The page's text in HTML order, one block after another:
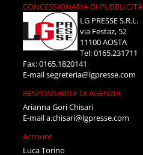
CONCESSIONARIA DI PUBBLICITÀ
LG PRESSE S.R.L.
via Festaz, 52
11100 AOSTA
Tel: 0165.231711
Fax: 0165.1820141
E-mailsegreteria@lgpresse.com
RESPONSABILE DI AGENZIA
Arianna Gori Chisari
E-maila.chisari@lgpresse.com
Account
Luca Torino